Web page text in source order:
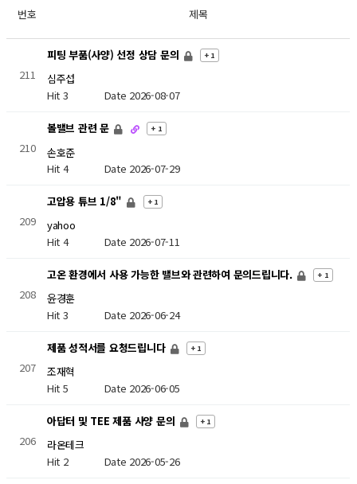
번호 제목
211
피팅 부품(사양) 선정 상담 문의 + 1
심주섭
Hit 3 Date 2026-08-07
210
볼밸브 관련 문 + 1
손호준
Hit 4 Date 2026-07-29
209
고압용 튜브 1/8" + 1
yahoo
Hit 4 Date 2026-07-11
208
고온 환경에서 사용 가능한 밸브와 관련하여 문의드립니다. + 1
윤경훈
Hit 3 Date 2026-06-24
207
제품 성적서를 요청드립니다 + 1
조재혁
Hit 5 Date 2026-06-05
206
아답터 및 TEE 제품 사양 문의 + 1
라온테크
Hit 2 Date 2026-05-26